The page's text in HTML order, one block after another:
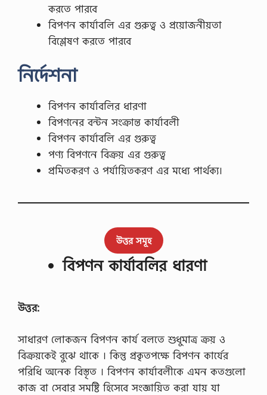
করতে পারবে
বিপণন কার্যাবলি এর গুরুত্ব ও প্রয়োজনীয়তা
বিশ্লেষণ করতে পারবে
নির্দেশনা
বিপণন কার্যাবলির ধারণা
বিপণনের বন্টন সংক্রান্ত কার্যাবলী
বিপণন কার্যাবলি এর গুরুত্ব
পণ্য বিপণনে বিক্রয় এর গুরুত্ব
প্রমিতকরণ ও পর্যায়িতকরণ এর মধ্যে পার্থক্য।
উত্তর সমূহ
বিপণন কার্যাবলির ধারণা
উত্তর:
সাধারণ লােকজন বিপণন কার্য বলতে শুধুমাত্র ক্রয় ও
বিক্রয়কেই বুঝে থাকে । কিন্তু প্রকৃতপক্ষে বিপণন কার্যের
পরিধি অনেক বিস্তৃত । বিপণন কার্যাবলীকে এমন কতগুলাে
কাজ বা সেবার সমষ্টি হিসেবে সংজ্ঞায়িত করা যায় যা